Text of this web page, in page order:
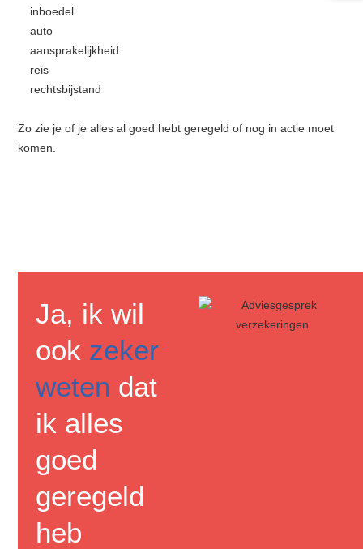
inboedel
auto
aansprakelijkheid
reis
rechtsbijstand
Zo zie je of je alles al goed hebt geregeld of nog in actie moet
komen.
Ja, ik wil
ook zeker
weten dat
ik alles
goed
geregeld
heb